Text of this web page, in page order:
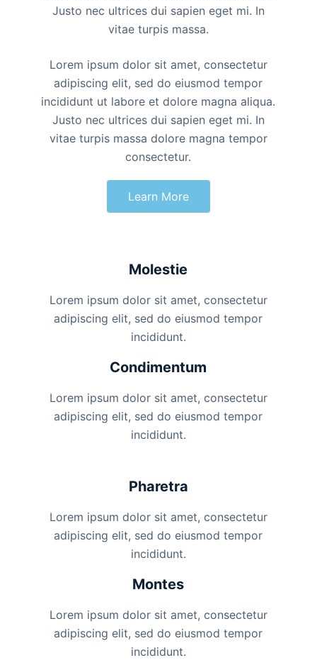
Justo nec ultrices dui sapien eget mi. In
vitae turpis massa.
Lorem ipsum dolor sit amet, consectetur
adipiscing elit, sed do eiusmod tempor
incididunt ut labore et dolore magna aliqua.
Justo nec ultrices dui sapien eget mi. In
vitae turpis massa dolore magna tempor
consectetur.
Learn More
Molestie
Lorem ipsum dolor sit amet, consectetur
adipiscing elit, sed do eiusmod tempor
incididunt.
Condimentum
Lorem ipsum dolor sit amet, consectetur
adipiscing elit, sed do eiusmod tempor
incididunt.
Pharetra
Lorem ipsum dolor sit amet, consectetur
adipiscing elit, sed do eiusmod tempor
incididunt.
Montes
Lorem ipsum dolor sit amet, consectetur
adipiscing elit, sed do eiusmod tempor
incididunt.